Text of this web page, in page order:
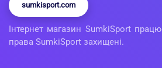
sumkisport.com
Інтернет магазин SumkiSport
права SumkiSport захищені.